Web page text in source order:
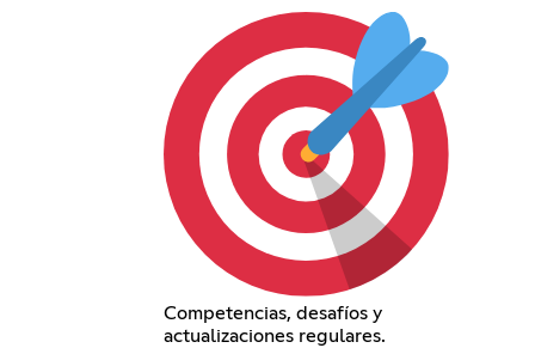
Competencias, desafíos y
actualizaciones regulares.